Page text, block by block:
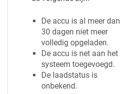
De accu is al meer dan
30 dagen niet meer
volledig opgeladen.
De accu is net aan het
systeem toegevoegd.
De laadstatus is
onbekend.